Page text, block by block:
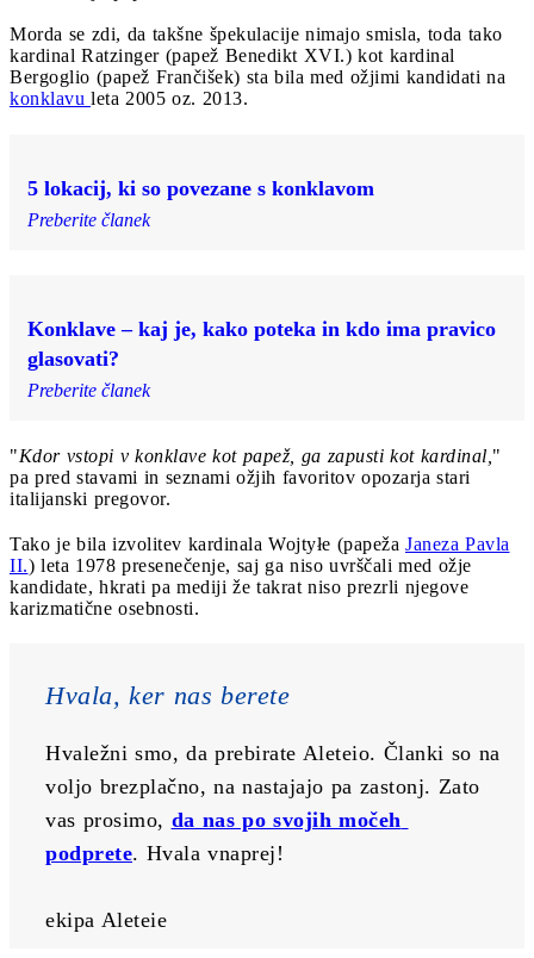
Morda se zdi, da takšne špekulacije nimajo smisla, toda tako
kardinal Ratzinger (papež Benedikt XVI.) kot kardinal
Bergoglio (papež Frančišek) sta bila med ožjimi kandidati na
konklavu leta 2005 oz. 2013.
5 lokacij, ki so povezane s konklavom
Preberite članek
Konklave – kaj je, kako poteka in kdo ima pravico
glasovati?
Preberite članek
"Kdor vstopi v konklave kot papež, ga zapusti kot kardinal, "
pa pred stavami in seznami ožjih favoritov opozarja stari
italijanski pregovor.
Tako je bila izvolitev kardinala Wojtyłe (papeža Janeza Pavla
II.) leta 1978 presenečenje, saj ga niso uvrščali med ožje
kandidate, hkrati pa mediji že takrat niso prezrli njegove
karizmatične osebnosti.
Hvala, ker nas berete
Hvaležni smo, da prebirate Aleteio. Članki so na
voljo brezplačno, na nastajajo pa zastonj. Zato
vas prosimo, da nas po svojih močeh
podprete. Hvala vnaprej!
ekipa Aleteie